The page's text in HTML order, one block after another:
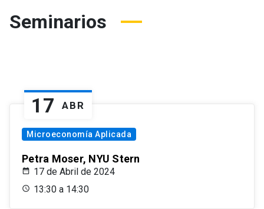
Seminarios
17 ABR
Microeconomía Aplicada
Petra Moser, NYU Stern
17 de Abril de 2024
13:30 a 14:30